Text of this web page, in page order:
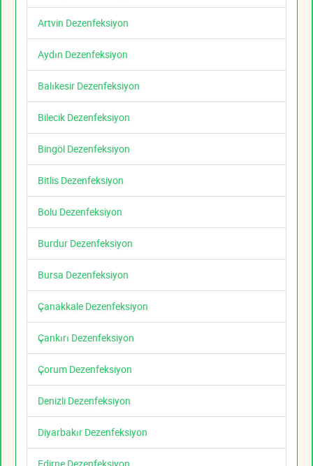
Artvin Dezenfeksiyon
Aydın Dezenfeksiyon
Balıkesir Dezenfeksiyon
Bilecik Dezenfeksiyon
Bingöl Dezenfeksiyon
Bitlis Dezenfeksiyon
Bolu Dezenfeksiyon
Burdur Dezenfeksiyon
Bursa Dezenfeksiyon
Çanakkale Dezenfeksiyon
Çankırı Dezenfeksiyon
Çorum Dezenfeksiyon
Denizli Dezenfeksiyon
Diyarbakır Dezenfeksiyon